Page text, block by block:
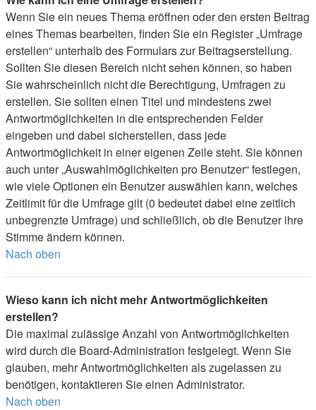
Wenn Sie ein neues Thema eröffnen oder den ersten Beitrag
eines Themas bearbeiten, finden Sie ein Register „Umfrage
erstellen“ unterhalb des Formulars zur Beitragserstellung.
Sollten Sie diesen Bereich nicht sehen können, so haben
Sie wahrscheinlich nicht die Berechtigung, Umfragen zu
erstellen. Sie sollten einen Titel und mindestens zwei
Antwortmöglichkeiten in die entsprechenden Felder
eingeben und dabei sicherstellen, dass jede
Antwortmöglichkeit in einer eigenen Zeile steht. Sie können
auch unter „Auswahlmöglichkeiten pro Benutzer“ festlegen,
wie viele Optionen ein Benutzer auswählen kann, welches
Zeitlimit für die Umfrage gilt (0 bedeutet dabei eine zeitlich
unbegrenzte Umfrage) und schließlich, ob die Benutzer ihre
Stimme ändern können.
Nach oben
Wieso kann ich nicht mehr Antwortmöglichkeiten
erstellen?
Die maximal zulässige Anzahl von Antwortmöglichkeiten
wird durch die Board-Administration festgelegt. Wenn Sie
glauben, mehr Antwortmöglichkeiten als zugelassen zu
benötigen, kontaktieren Sie einen Administrator.
Nach oben